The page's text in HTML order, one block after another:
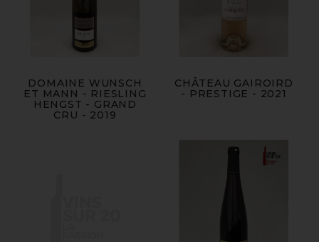
DOMAINE WUNSCH
ET MANN - RIESLING
HENGST - GRAND
CRU - 2019
CHÂTEAU GAIROIRD
- PRESTIGE - 2021